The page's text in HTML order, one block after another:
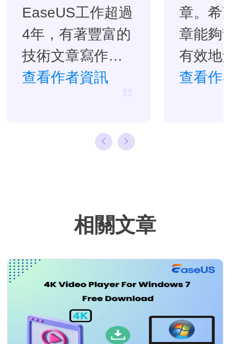
EaseUS工作超過
4年，有著豐富的
技術文章寫作經
驗。目前，寫過
理或備份還原相
查看作者資訊
章。希
章能夠
有效地
題。…
查看作
相關文章